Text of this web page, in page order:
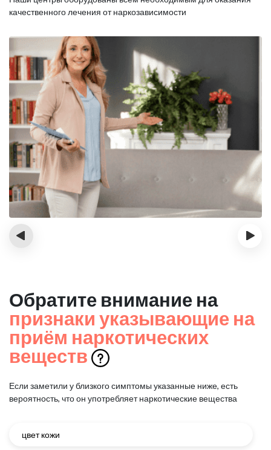
качественного лечения от наркозависимости
‹ ›
Обратите внимание на
признаки указывающие на
приём наркотических
веществ
Если заметили у близкого симптомы указанные ниже, есть
вероятность, что он употребляет наркотические вещества
цвет кожи